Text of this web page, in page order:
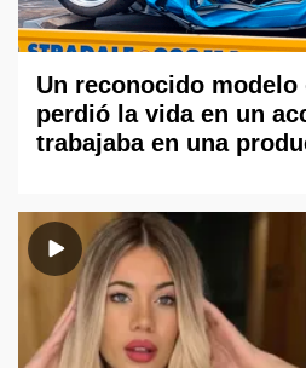
Un reconocido modelo
perdió la vida en un
trabajaba en una